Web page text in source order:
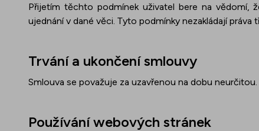
Přijetím těchto podmínek uživatel bere na vědomí,
ujednání v dané věci. Tyto podmínky nezakládají práva
Trvání a ukončení smlouvy
Smlouva se považuje za uzavřenou na dobu neurčitou.
Používání webových stránek